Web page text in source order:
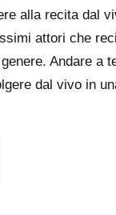
alla recita dal
attori che
Andare a
dal vivo in